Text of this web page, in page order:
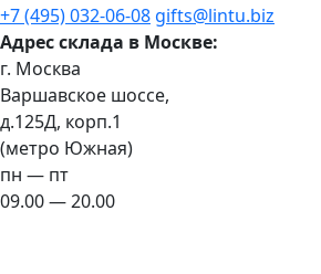
+7 (495) 032-06-08 gifts@lintu.biz
Адрес склада в Москве:
г. Москва
Варшавское шоссе,
д.125Д, корп.1
(метро Южная)
пн — пт
09.00 — 20.00